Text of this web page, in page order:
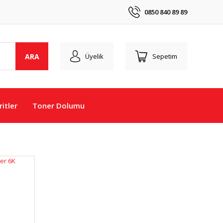
0850 840 89 89
ARA Üyelik Sepetim
Toner Dolumu